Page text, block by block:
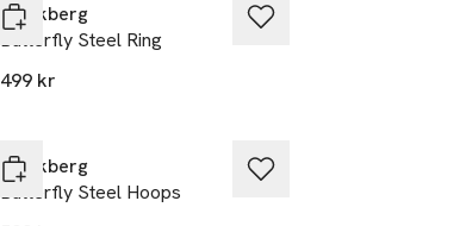
Mockberg
Butterfly Steel Ring
499 kr
Mockberg
Butterfly Steel Hoops